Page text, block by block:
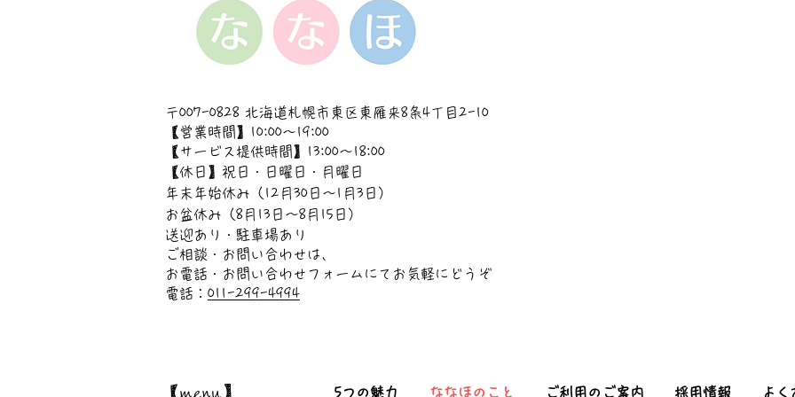
〒007-0828 北海道札幌市東区東雁来8条4丁目2-10
【営業時間】10:00～19:00
【サービス提供時間】13:00～18:00
【休日】祝日・日曜日・月曜日
年末年始休み（12月30日〜1月3日）
お盆休み（8月13日〜8月15日）
送迎あり・駐車場あり
ご相談・お問い合わせは、
お電話・お問い合わせフォームにてお気軽にどうぞ
電話： 011-299-4994
【menu】 5つの魅力 ななほのこと ご利用のご案内 採用情報 よく